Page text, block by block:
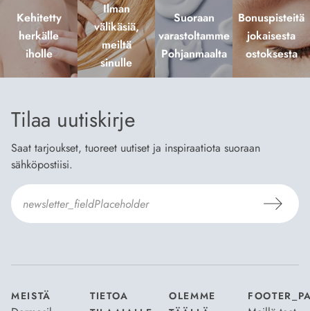
Kehitetty
herkälle
iholle
Ilman
välikäsiä,
meiltä
sinulle
Suoraan
varastoltamme
Pohjanmaalta
Bonuspisteitä
jokaisesta
ostoksesta
Tilaa uutiskirje
Saat tarjoukset, tuoreet uutiset ja inspiraatiota suoraan
sähköpostiisi.
MEISTÄ
TIETOA
OLEMME